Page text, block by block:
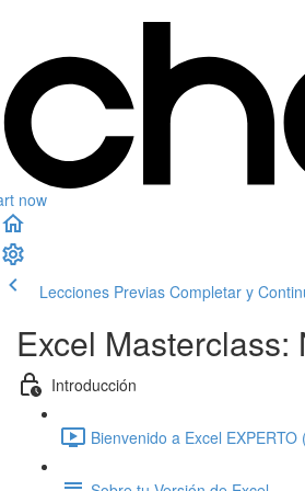
now
Lecciones Previas Completar y
Excel
Introducción
Bienvenido a Excel EXPERTO